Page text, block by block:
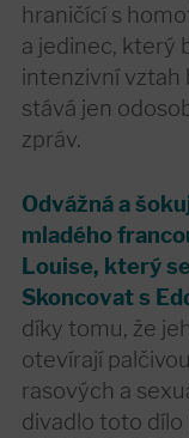
hraničící s
a jedinec, který
intenzivní vztah
stává jen
zpráv.
Odvážná a
mladého
Louise, který
Skoncovat s
díky tomu, že
otevírají
rasových a
divadlo toto